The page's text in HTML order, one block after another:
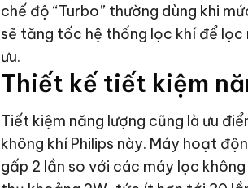
chế độ “Turbo” thường dùng khi
sẽ tăng tốc hệ thống lọc khí để lọc
ưu.
Thiết kế tiết kiệm
Tiết kiệm năng lượng cũng là ưu
không khí Philips này. Máy hoạt
gấp 2 lần so với các máy lọc